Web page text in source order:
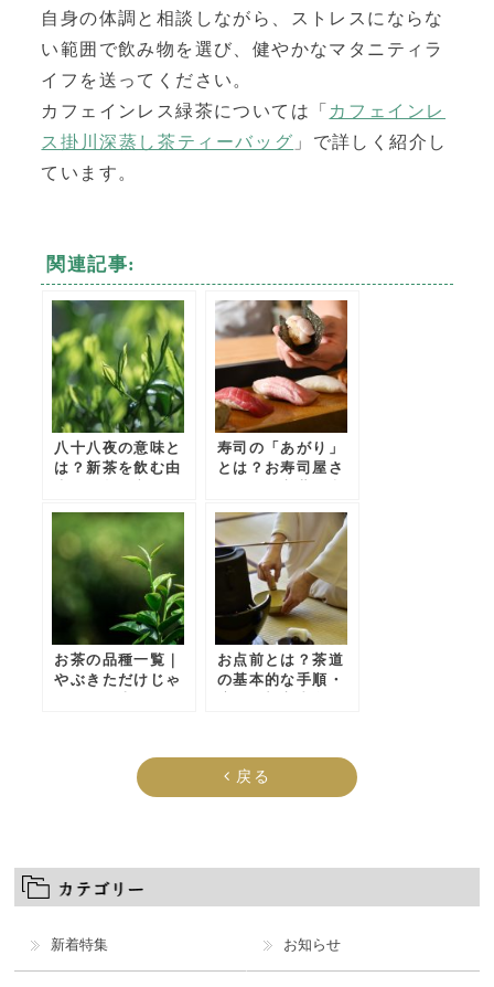
自身の体調と相談しながら、ストレスにならな
い範囲で飲み物を選び、健やかなマタニティラ
イフを送ってください。
カフェインレス緑茶については「 カフェインレ
ス掛川深蒸し茶ティーバッグ 」で詳しく紹介し
ています。
関連記事:
八十八夜の意味と
は？新茶を飲む由
寿司の「あがり」
とは？お寿司屋さ
お茶の品種一覧｜
やぶきただけじゃ
お点前とは？茶道
の基本的な手順・
戻る
新着特集 お知らせ